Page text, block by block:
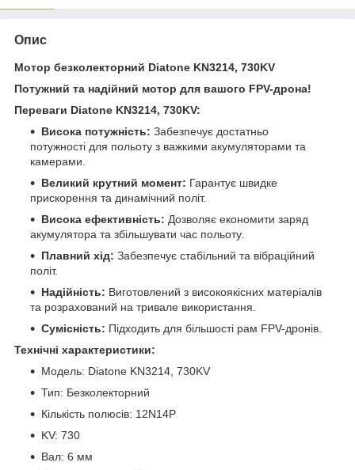
Опис
Мотор безколекторний Diatone KN3214, 730KV
Потужний та надійний мотор для вашого FPV-дрона!
Переваги Diatone KN3214, 730KV:
Висока потужність: Забезпечує достатньо
потужності для польоту з важкими акумуляторами та
камерами.
Великий крутний момент: Гарантує швидке
прискорення та динамічний політ.
Висока ефективність: Дозволяє економити заряд
акумулятора та збільшувати час польоту.
Плавний хід: Забезпечує стабільний та вібраційний
політ.
Надійність: Виготовлений з високоякісних матеріалів
та розрахований на тривале використання.
Сумісність: Підходить для більшості рам FPV-дронів.
Технічні характеристики:
Модель: Diatone KN3214, 730KV
Тип: Безколекторний
Кількість полюсів: 12N14P
KV: 730
Вал: 6 мм